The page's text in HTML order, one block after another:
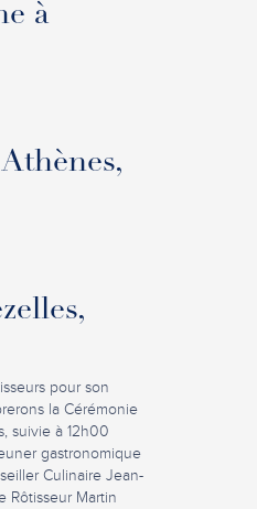
à
pour son
la Cérémonie
suivie à 12h00
gastronomique
Culinaire Jean-
Rôtisseur Martin